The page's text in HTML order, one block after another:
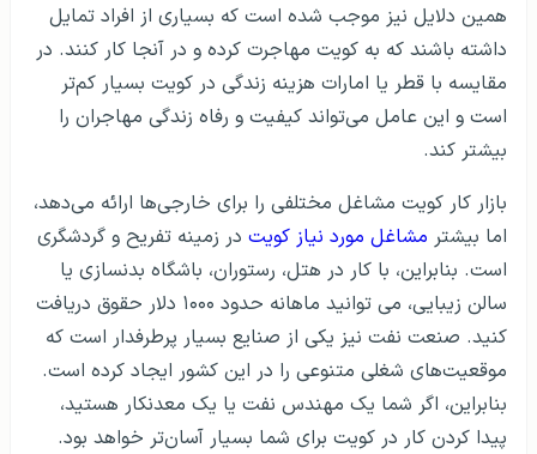
همین دلایل نیز موجب شده است که بسیاری از افراد تمایل
داشته باشند که به کویت مهاجرت کرده و در آنجا کار کنند. در
مقایسه با قطر یا امارات هزینه زندگی در کویت بسیار کم‌تر
است و این عامل می‌تواند کیفیت و رفاه زندگی مهاجران را
بیشتر کند.
بازار کار کویت مشاغل مختلفی را برای خارجی‌ها ارائه می‌دهد،
اما بیشتر مشاغل مورد نیاز کویت در زمینه تفریح ​​و گردشگری
است. بنابراین، با کار در هتل، رستوران، باشگاه بدنسازی یا
سالن زیبایی، می توانید ماهانه حدود ۱۰۰۰ دلار حقوق دریافت
کنید. صنعت نفت نیز یکی از صنایع بسیار پرطرفدار است که
موقعیت‌های شغلی متنوعی را در این کشور ایجاد کرده است.
بنابراین، اگر شما یک مهندس نفت یا یک معدنکار هستید،
پیدا کردن کار در کویت برای شما بسیار آسان‌تر خواهد بود.